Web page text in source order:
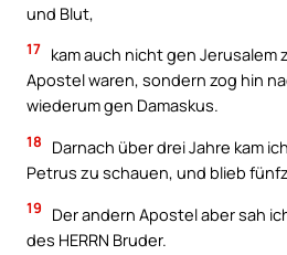
und Blut,
17 kam auch nicht gen Jerusalem
Apostel waren, sondern zog hin
wiederum gen Damaskus.
18
Darnach über drei Jahre kam
Petrus zu schauen, und blieb
19
Der andern Apostel aber sah
des HERRN Bruder.